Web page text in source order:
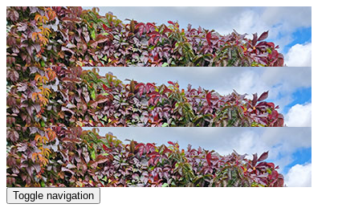
Toggle navigation